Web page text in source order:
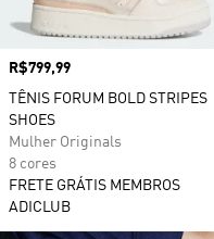
Preço
R$799,99
TÊNIS FORUM BOLD STRIPES
SHOES
Mulher Originals
8 cores
FRETE GRÁTIS MEMBROS
ADICLUB